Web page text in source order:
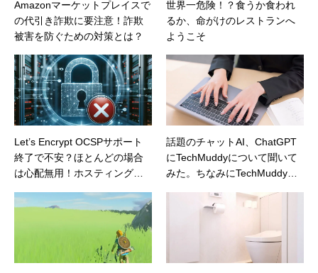
Amazonマーケットプレイスで
の代引き詐欺に要注意！詐欺
被害を防ぐための対策とは？
世界一危険！？食うか食われ
るか、命がけのレストランへ
ようこそ
Let’s Encrypt OCSPサポート
終了で不安？ほとんどの場合
は心配無用！ホスティング業
介
話題のチャットAI、ChatGPT
にTechMuddyについて聞いて
みた。ちなみにTechMuddyは
るニュースやコラムを配信し